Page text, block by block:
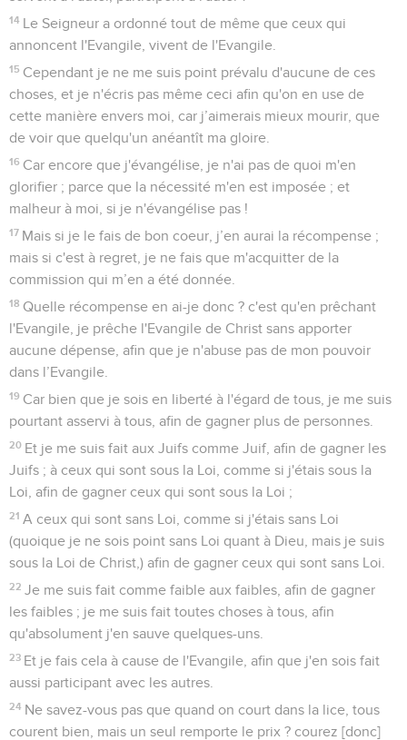
14 Le Seigneur a ordonné tout de même que ceux qui
annoncent l'Evangile, vivent de l'Evangile.
15 Cependant je ne me suis point prévalu d'aucune de ces
choses, et je n'écris pas même ceci afin qu'on en use de
cette manière envers moi, car j’aimerais mieux mourir, que
de voir que quelqu'un anéantît ma gloire.
16 Car encore que j'évangélise, je n'ai pas de quoi m'en
glorifier ; parce que la nécessité m'en est imposée ; et
malheur à moi, si je n'évangélise pas !
17 Mais si je le fais de bon coeur, j’en aurai la récompense ;
mais si c'est à regret, je ne fais que m'acquitter de la
commission qui m’en a été donnée.
18 Quelle récompense en ai-je donc ? c'est qu'en prêchant
l'Evangile, je prêche l'Evangile de Christ sans apporter
aucune dépense, afin que je n'abuse pas de mon pouvoir
dans l’Evangile.
19 Car bien que je sois en liberté à l'égard de tous, je me suis
pourtant asservi à tous, afin de gagner plus de personnes.
20 Et je me suis fait aux Juifs comme Juif, afin de gagner les
Juifs ; à ceux qui sont sous la Loi, comme si j'étais sous la
Loi, afin de gagner ceux qui sont sous la Loi ;
21 A ceux qui sont sans Loi, comme si j'étais sans Loi
(quoique je ne sois point sans Loi quant à Dieu, mais je suis
sous la Loi de Christ,) afin de gagner ceux qui sont sans Loi.
22 Je me suis fait comme faible aux faibles, afin de gagner
les faibles ; je me suis fait toutes choses à tous, afin
qu'absolument j'en sauve quelques-uns.
23 Et je fais cela à cause de l'Evangile, afin que j'en sois fait
aussi participant avec les autres.
24 Ne savez-vous pas que quand on court dans la lice, tous
courent bien, mais un seul remporte le prix ? courez [donc]